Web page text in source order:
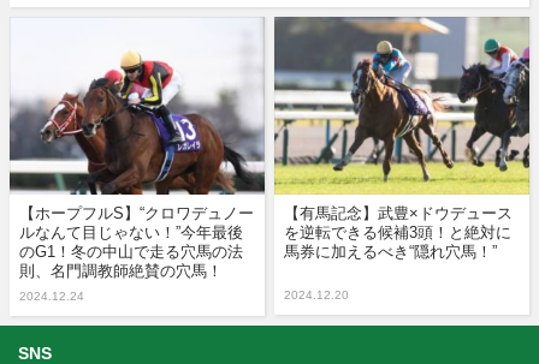
【ホープフルS】“クロワデュノー
ルなんて目じゃない！”今年最後
のG1！冬の中山で走る穴馬の法
則、名門調教師絶賛の穴馬！
2024.12.24
【有馬記念】武豊×ドウデュース
を逆転できる候補3頭！と絶対に
馬券に加えるべき“隠れ穴馬！”
2024.12.20
SNS